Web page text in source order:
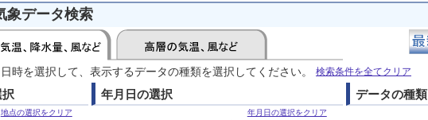
象データ検索
時を選択して、表示するデータの種類を選択してください。 検索条件を全てクリア
地点の選択をクリア
年月日の選択
年月日の選択をクリア
データの種類